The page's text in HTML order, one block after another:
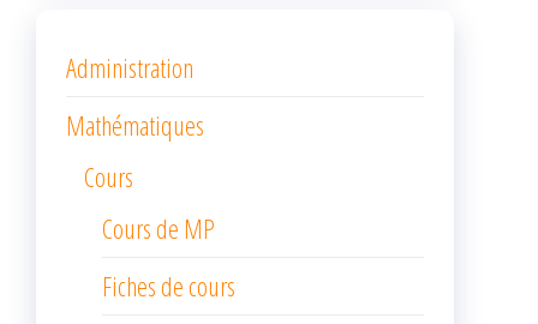
Administration
Mathématiques
Cours
Cours de MP
Fiches de cours